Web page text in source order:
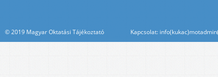
© 2019 Magyar Oktatási Tájékoztató Kapcsolat: